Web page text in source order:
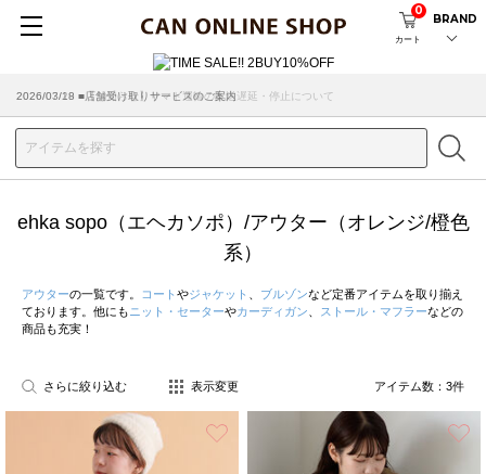
カート
0
BRAND
2026/07/29 ■【お知らせ】ヤマト運輸の配送遅延・停止について
2026/03/18 ■店舗受け取りサービスのご案内
ehka sopo（エヘカソポ）/アウター（オレンジ/橙色
系）
アウターの一覧です。 コート やジャケット ブルゾンなど定番アイテムを取り揃え
ております。他にも ニット・セーターやカーディガン ストール・マフラーなどの
商品も充実！
さらに絞り込む 表示変更 アイテム数： 3件